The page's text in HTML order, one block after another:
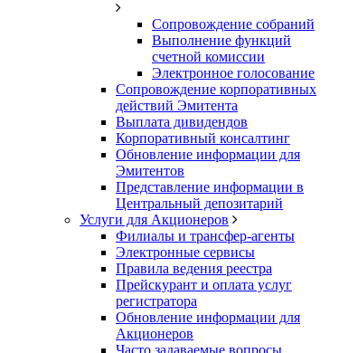
Сопровождение собраний
Выполнение функций
счетной комиссии
Электронное голосование
Сопровождение корпоративных
действий Эмитента
Выплата дивидендов
Корпоративный консалтинг
Обновление информации для
Эмитентов
Представление информации в
Центральный депозитарий
Услуги для Акционеров
Филиалы и трансфер-агенты
Электронные сервисы
Правила ведения реестра
Прейскурант и оплата услуг
регистратора
Обновление информации для
Акционеров
Часто задаваемые вопросы